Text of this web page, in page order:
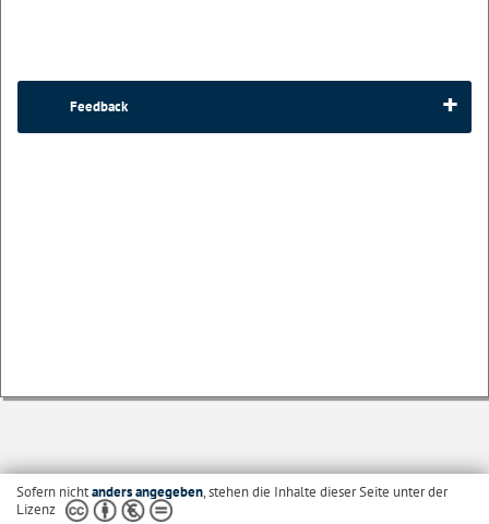
Feedback
Sofern nichtanders angegeben, stehen die Inhalte dieser Seite unter der
Lizenz